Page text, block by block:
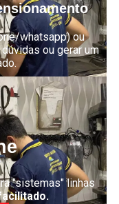
whatsapp) ou
ou gerar um
"sistemas" linhas